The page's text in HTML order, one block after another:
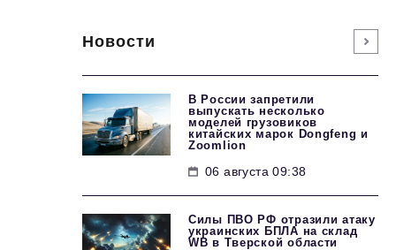
Новости
В России запретили
выпускать несколько
моделей грузовиков
китайских марок Dongfeng и
Zoomlion
06 августа 09:38
Силы ПВО РФ отразили атаку
украинских БПЛА на склад
WB в Тверской области